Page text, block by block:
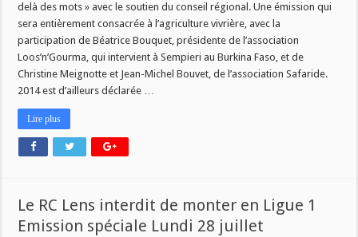
11H
:
LES
SOLIDARITES
AU
DELA
DES
MOTS
delà des mots » avec le soutien du conseil régional. Une émission qui
sera entièrement consacrée à l’agriculture vivrière, avec la
participation de Béatrice Bouquet, présidente de l’association
Loos’n’Gourma, qui intervient à Sempieri au Burkina Faso, et de
Christine Meignotte et Jean-Michel Bouvet, de l’association Safaride.
2014 est d’ailleurs déclarée …
Lire plus
Le RC Lens interdit de monter en Ligue 1
Emission spéciale Lundi 28 juillet